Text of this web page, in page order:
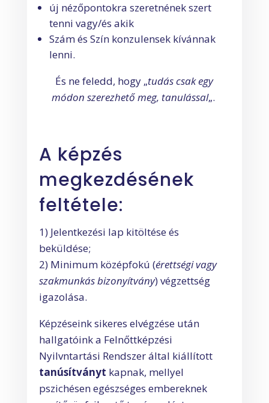
új nézőpontokra szeretnének szert
tenni vagy/és akik
Szám és Szín konzulensek kívánnak
lenni.
És ne feledd, hogy „tudás csak egy
módon szerezhető meg, tanulással„.
A képzés
megkezdésének
feltétele:
1) Jelentkezési lap kitöltése és
beküldése;
2) Minimum középfokú (érettségi vagy
szakmunkás bizonyítvány) végzettség
igazolása.
Képzéseink sikeres elvégzése után
hallgatóink a Felnőttképzési
Nyilvntartási Rendszer által kiállított
tanúsítványt kapnak, mellyel
pszichésen egészséges embereknek